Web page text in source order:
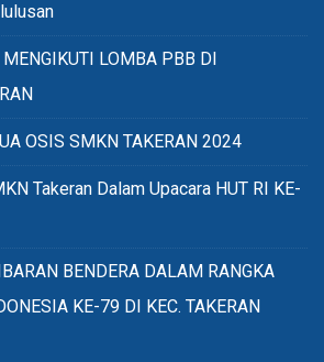
LOMBA PBB DI
OSIS SMKN TAKERAN 2024
Takeran Dalam Upacara HUT RI KE-
BENDERA DALAM RANGKA
KE-79 DI KEC. TAKERAN